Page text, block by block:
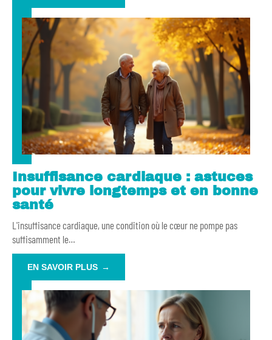
Insuffisance cardiaque : astuces
pour vivre longtemps et en bonne
santé
L'insuffisance cardiaque, une condition où le cœur ne pompe pas
suffisamment le…
EN SAVOIR PLUS